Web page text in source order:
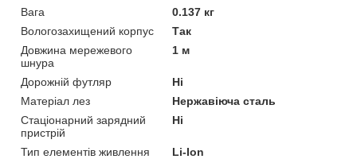
Вага
0.137 кг
Вологозахищений корпус
Так
Довжина мережевого
шнура
1 м
Дорожній футляр
Ні
Матеріал лез
Нержавіюча сталь
Стаціонарний зарядний
пристрій
Ні
Тип елементів живлення
Li-Ion